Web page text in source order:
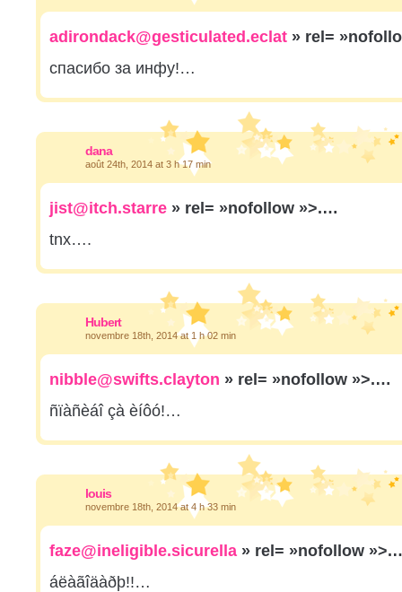
adirondack@gesticulated.eclat » rel=
спасибо за инфу!…
dana
août 24th, 2014 at 3 h 17 min
jist@itch.starre » rel= »nofollow »>.…
tnx….
Hubert
novembre 18th, 2014 at 1 h 02 min
nibble@swifts.clayton » rel= »nofollow »>.…
ñïàñèáî çà èíôó!…
louis
novembre 18th, 2014 at 4 h 33 min
faze@ineligible.sicurella » rel= »nofollow
áëàãîäàðþ!!…